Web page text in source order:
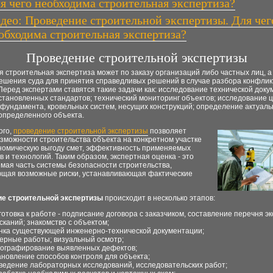
чего необходима строительная экспертиза?
Проведение строительной экспертизы. Для
строительная экспертиза?
Проведение строительной экспертизы
строительная экспертиза может по заказу организаций либо частных лиц,
суда для принятия справедливых решений в случае разбора
экспертами ставятся такие задачи как: исследование технической
стандартов; технический мониторинг объектов; исследование
кровельных систем, несущих конструкций; определение
объекта.
проведение строительной экспертизы позволяет
строительства объекта на конкретном участке
выгоду смет, эффективность применяемых
и технологий. Таким образом, экспертная оценка - это
часть системы безопасности строительства,
возможные риски, устанавливающая фактические
строительной экспертизы происходит в несколько этапов:
к работе - подписание договора с заказчиком, составление перечня
знакомство с объектом;
существующей инженерно-технической документации;
работы; визуальный осмотр;
выявленных дефектов;
способов контроля для объекта;
лабораторных исследований, исследовательских работ;